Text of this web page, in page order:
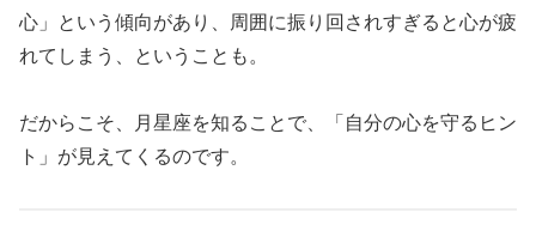
心」という傾向があり、周囲に振り回されすぎると心が疲
れてしまう、ということも。
だからこそ、月星座を知ることで、「自分の心を守るヒン
ト」が見えてくるのです。